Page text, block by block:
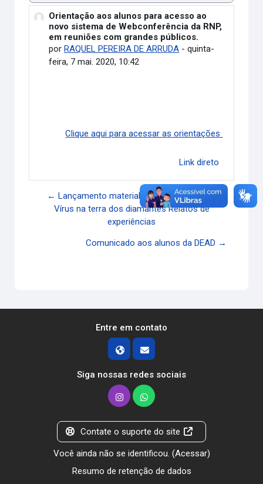
Orientação aos alunos para acesso ao
novo sistema de Webconferência da RNP,
em reuniões com grandes públicos.
porRAQUEL PEREIRA DE ARRUDA -quinta-
feira, 7 mai. 2020, 10:42
Número de respostas: 0
Clique aqui para acessar as orientações
Link direto
← Lançamento material didático- O Corona
Vírus na terra dos diamantes Relatos de
experiências
Comunicado aos alunos da DEAD →
Entre em contato
Siga nossas redes sociais
Contate o suporte do site
Você ainda não se identificou. (Acessar)
Resumo de retenção de dados